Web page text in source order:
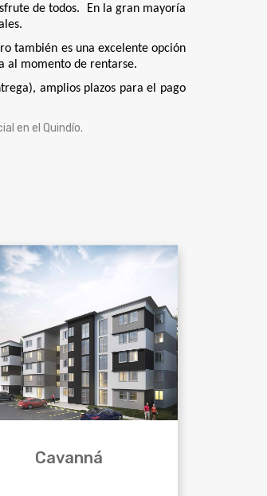
de todos. En la gran mayoría
también es una excelente opción
al momento de rentarse.
amplios plazos para el pago
en el Quindío.
Cavanná